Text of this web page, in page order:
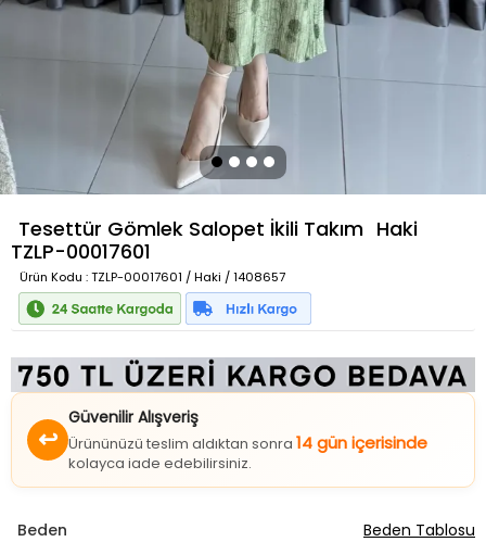
Tesettür Gömlek Salopet İkili Takım Haki
TZLP-00017601
Ürün Kodu : TZLP-00017601 / Haki / 1408657
↩
Güvenilir Alışveriş
Ürününüzü teslim aldıktan sonra 14 gün içerisinde
kolayca iade edebilirsiniz.
Beden Beden Tablosu